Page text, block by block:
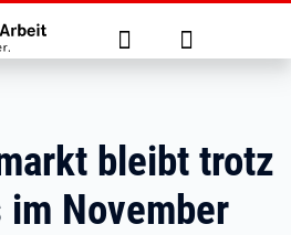
Suche Anmelden
bleibt trotz
November